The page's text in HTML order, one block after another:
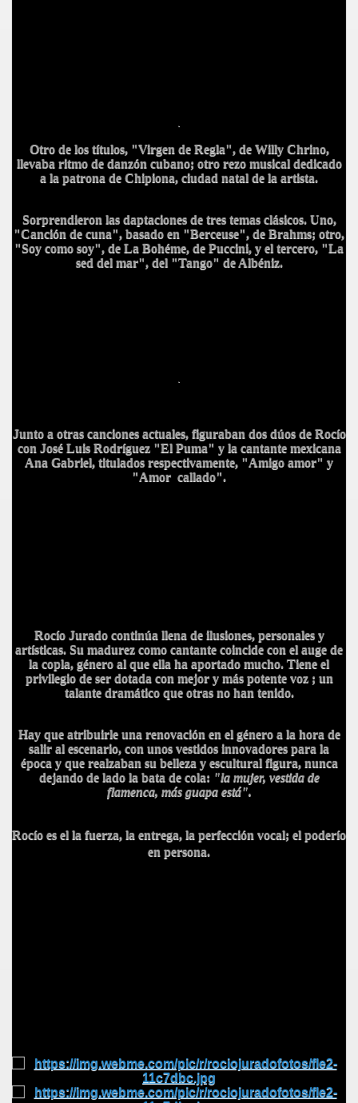
Otro de los títulos, "Virgen de Regla", de Willy Chrino,
llevaba ritmo de danzón cubano; otro rezo musical dedicado
a la patrona de Chipiona, ciudad natal de la artista.
Sorprendieron las daptaciones de tres temas clásicos. Uno,
"Canción de cuna", basado en "Berceuse", de Brahms; otro,
"Soy como soy", de La Bohéme, de Puccini, y el tercero, "La
sed del mar", del "Tango" de Albéniz.
Junto a otras canciones actuales, figuraban dos dúos de Rocío
con José Luis Rodríguez "El Puma" y la cantante mexicana
Ana Gabriel, titulados respectivamente, "Amigo amor" y
"Amor callado".
Rocío Jurado continúa llena de ilusiones, personales y
artísticas. Su madurez como cantante coincide con el auge de
la copla, género al que ella ha aportado mucho. Tiene el
privilegio de ser dotada con mejor y más potente voz ; un
talante dramático que otras no han tenido.
Hay que atribuirle una renovación en el género a la hora de
salir al escenario, con unos vestidos innovadores para la
época y que realzaban su belleza y escultural figura, nunca
dejando de lado la bata de cola: "la mujer, vestida de
flamenca, más guapa está".
Rocío es el la fuerza, la entrega, la perfección vocal; el poderío
en persona.